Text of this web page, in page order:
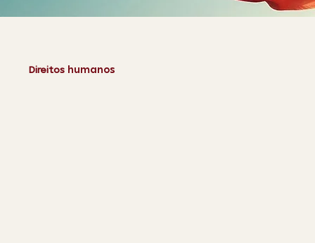
Direitos humanos